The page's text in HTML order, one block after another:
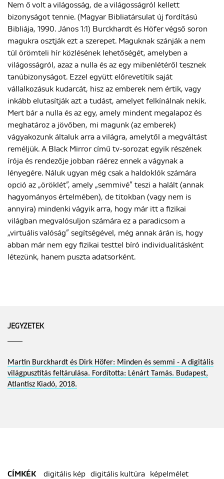
Nem ő volt a világosság, de a világosságról kellett
bizonyságot tennie. (Magyar Bibliatársulat új fordítású
Bibliája, 1990. János 1:1) Burckhardt és Höfer végső soron
magukra osztják ezt a szerepet. Maguknak szánják a nem
túl örömteli hír közlésének lehetőségét, amelyben a
világosságról, azaz a nulla és az egy mibenlétéről tesznek
tanúbizonyságot. Ezzel együtt előrevetítik saját
vállalkozásuk kudarcát, hisz az emberek nem értik, vagy
inkább elutasítják azt a tudást, amelyet felkínálnak nekik.
Mert bár a nulla és az egy, amely mindent megalapoz és
meghatároz a jövőben, mi magunk (az emberek)
vágyakozunk általuk arra a világra, amelytől a megváltást
reméljük. A Black Mirror című tv-sorozat egyik részének
írója és rendezője jobban ráérez ennek a vágynak a
lényegére. Náluk ugyan még csak a haldoklók számára
opció az „öröklét”, amely „semmivé” teszi a halált (annak
hagyományos értelmében), de titokban (vagy nem is
annyira) mindenki vágyik arra, hogy már itt a fizikai
világban megvalósuljon számára ez a paradicsom a
„virtuális valóság” segítségével, még annak árán is, hogy
abban már nem egy fizikai testtel bíró individualitásként
létezünk, hanem puszta adatsorként.
JEGYZETEK
Martin Burckhardt és Dirk Höfer: Minden és semmi - A digitális
világpusztítás feltárulása. Fordította: Lénárt Tamás. Budapest,
Atlantisz Kiadó, 2018.
CÍMKÉK digitális kép digitális kultúra képelmélet